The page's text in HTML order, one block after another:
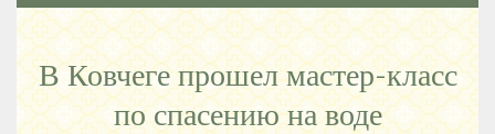
В Ковчеге прошел мастер-класс
по спасению на воде